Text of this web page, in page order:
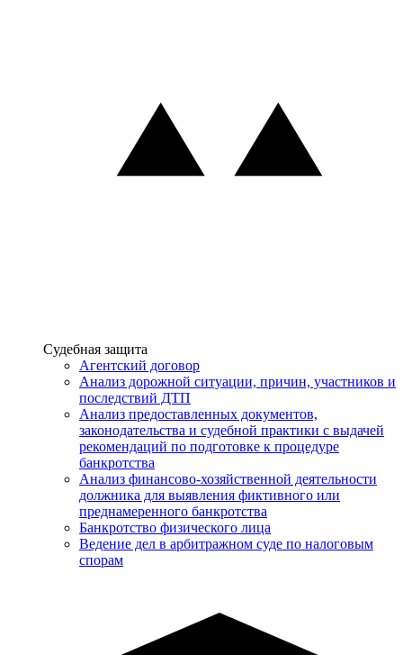
Услуги
Судебная защита
Агентский договор
Анализ дорожной ситуации, причин, участников и
последствий ДТП
Анализ предоставленных документов,
законодательства и судебной практики с выдачей
рекомендаций по подготовке к процедуре
банкротства
Анализ финансово-хозяйственной деятельности
должника для выявления фиктивного или
преднамеренного банкротства
Банкротство физического лица
Ведение дел в арбитражном суде по налоговым
спорам